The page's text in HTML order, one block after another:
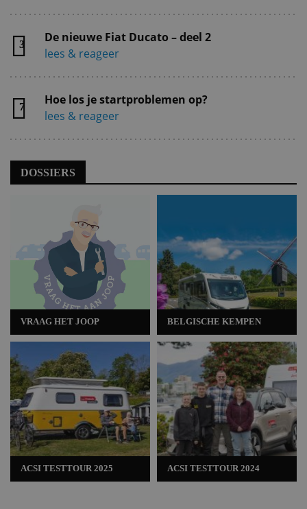
3
De nieuwe Fiat Ducato – deel 2
lees & reageer
7
Hoe los je startproblemen op?
lees & reageer
DOSSIERS
VRAAG HET JOOP
ACSI TESTTOUR 2025
BELGISCHE KEMPEN
ACSI TESTTOUR 2024